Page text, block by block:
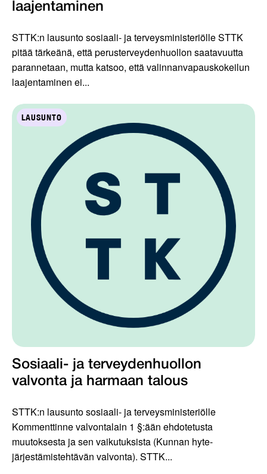
laajentaminen
STTK:n lausunto sosiaali- ja terveysministeriölle STTK
pitää tärkeänä, että perusterveydenhuollon saatavuutta
parannetaan, mutta katsoo, että valinnanvapauskokeilun
laajentaminen ei...
LAUSUNTO
Sosiaali- ja terveydenhuollon
valvonta ja harmaan talous
STTK:n lausunto sosiaali- ja terveysministeriölle
Kommenttinne valvontalain 1 §:ään ehdotetusta
muutoksesta ja sen vaikutuksista (Kunnan hyte-
järjestämistehtävän valvonta). STTK...